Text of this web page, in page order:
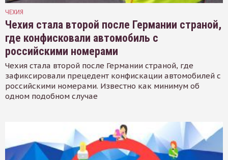
ЧЕХИЯ
Чехия стала второй после Германии страной,
где конфисковали автомобиль с
российскими номерами
Чехия стала второй после Германии страной, где
зафиксировали прецедент конфискации автомобилей с
российскими номерами. Известно как минимум об
одном подобном случае